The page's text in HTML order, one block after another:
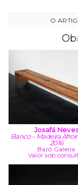
Josafá
Banco – Madeira
2016
Baró Galeria
Valor sob